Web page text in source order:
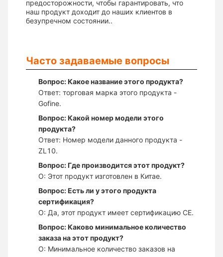
предосторожности, чтобы гарантировать, что
наш продукт доходит до наших клиентов в
безупречном состоянии..
Часто задаваемые вопросы
Вопрос: Какое название этого продукта?
Ответ: торговая марка этого продукта -
Gofine.
Вопрос: Какой номер модели этого
продукта?
Ответ: Номер модели данного продукта -
ZL10.
Вопрос: Где производится этот продукт?
О: Этот продукт изготовлен в Китае.
Вопрос: Есть ли у этого продукта
сертификация?
О: Да, этот продукт имеет сертификацию CE.
Вопрос: Каково минимальное количество
заказа на этот продукт?
О: Минимальное количество заказов на